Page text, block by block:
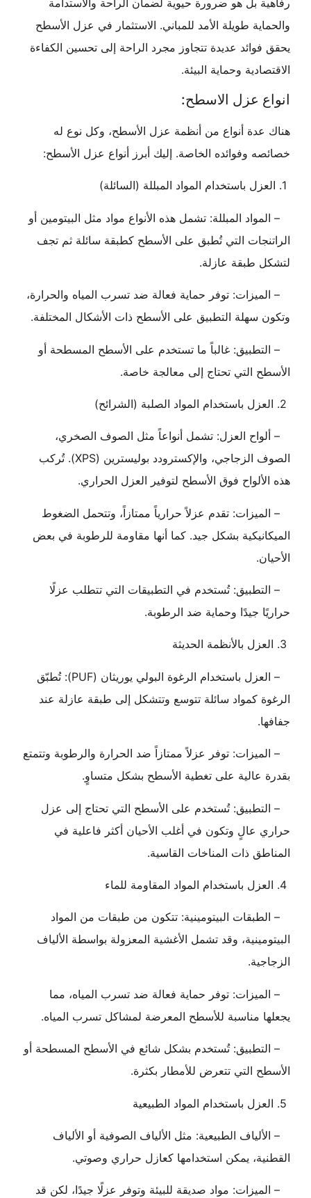
والحماية طويلة الأمد للمباني. الاستثمار في عزل الأسطح
يحقق فوائد عديدة تتجاوز مجرد الراحة إلى تحسين الكفاءة
الاقتصادية وحماية البيئة.
انواع عزل الاسطح:
هناك عدة أنواع من أنظمة عزل الأسطح، وكل نوع له
خصائصه وفوائده الخاصة. إليك أبرز أنواع عزل الأسطح:
– المواد المبللة: تشمل هذه الأنواع مواد مثل البيتومين أو
الراتنجات التي تُطبق على الأسطح كطبقة سائلة ثم تجف
لتشكل طبقة عازلة.
– الميزات: توفر حماية فعالة ضد تسرب المياه والحرارة،
وتكون سهلة التطبيق على الأسطح ذات الأشكال المختلفة.
– التطبيق: غالباً ما تستخدم على الأسطح المسطحة أو
الأسطح التي تحتاج إلى معالجة خاصة.
– ألواح العزل: تشمل أنواعاً مثل الصوف الصخري،
الصوف الزجاجي، والإكسترودد بوليسترين (XPS). تُركب
هذه الألواح فوق الأسطح لتوفير العزل الحراري.
– الميزات: تقدم عزلاً حرارياً ممتازاً، وتتحمل الضغوط
الميكانيكية بشكل جيد. كما أنها مقاومة للرطوبة في بعض
الأحيان.
– التطبيق: تُستخدم في التطبيقات التي تتطلب عزلًا
حراريًا جيدًا وحماية ضد الرطوبة.
– العزل باستخدام الرغوة البولي يوريثان (PUF): تُطبّق
الرغوة كمواد سائلة تتوسع وتتشكل إلى طبقة عازلة عند
جفافها.
– الميزات: توفر عزلاً ممتازاً ضد الحرارة والرطوبة وتتمتع
بقدرة عالية على تغطية الأسطح بشكل متساوٍ.
– التطبيق: تُستخدم على الأسطح التي تحتاج إلى عزل
حراري عالٍ وتكون في أغلب الأحيان أكثر فاعلية في
المناطق ذات المناخات القاسية.
– الطبقات البيتومينية: تتكون من طبقات من المواد
البيتومينية، وقد تشمل الأغشية المعزولة بواسطة الألياف
الزجاجية.
– الميزات: توفر حماية فعالة ضد تسرب المياه، مما
يجعلها مناسبة للأسطح المعرضة لمشاكل تسرب المياه.
– التطبيق: تُستخدم بشكل شائع في الأسطح المسطحة أو
الأسطح التي تتعرض للأمطار بكثرة.
– الألياف الطبيعية: مثل الألياف الصوفية أو الألياف
القطنية، يمكن استخدامها كعازل حراري وصوتي.
– الميزات: مواد صديقة للبيئة وتوفر عزلًا جيدًا، لكن قد